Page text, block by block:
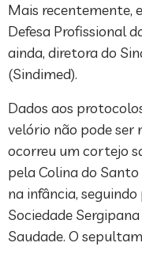
Mais recentemente,
Defesa Profissional
ainda, diretora do
(Sindimed).
Dados aos
velório não pode ser
ocorreu um cortejo
pela Colina do
na infância,
Sociedade
Saudade. O